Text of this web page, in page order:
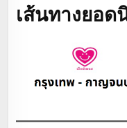
เส้นทางยอด